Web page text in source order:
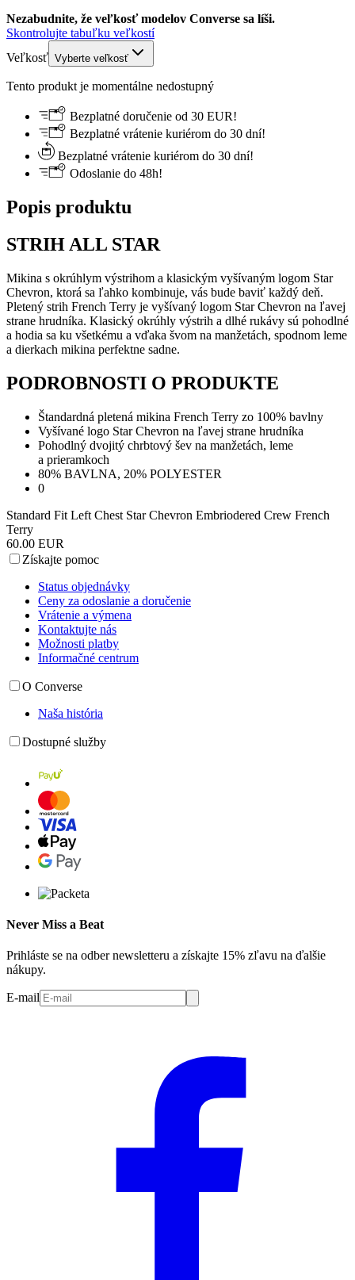
Nezabudnite, že veľkosť modelov Converse sa líši.
Skontrolujte tabuľku veľkostí
Veľkosť Vyberte veľkosť
Tento produkt je momentálne nedostupný
Bezplatné doručenie od 30 EUR!
Bezplatné vrátenie kuriérom do 30 dní!
Bezplatné vrátenie kuriérom do 30 dní!
Odoslanie do 48h!
Popis produktu
STRIH ALL STAR
Mikina s okrúhlym výstrihom a klasickým vyšívaným logom Star
Chevron, ktorá sa ľahko kombinuje, vás bude baviť každý deň.
Pletený strih French Terry je vyšívaný logom Star Chevron na ľavej
strane hrudníka. Klasický okrúhly výstrih a dlhé rukávy sú pohodlné
a hodia sa ku všetkému a vďaka švom na manžetách, spodnom leme
a dierkach mikina perfektne sadne.
PODROBNOSTI O PRODUKTE
Štandardná pletená mikina French Terry zo 100% bavlny
Vyšívané logo Star Chevron na ľavej strane hrudníka
Pohodlný dvojitý chrbtový šev na manžetách, leme
a prieramkoch
80% BAVLNA, 20% POLYESTER
0
Standard Fit Left Chest Star Chevron Embriodered Crew French
Terry
60.00 EUR
Získajte pomoc
Status objednávky
Ceny za odoslanie a doručenie
Vrátenie a výmena
Kontaktujte nás
Možnosti platby
Informačné centrum
O Converse
Naša história
Dostupné služby
Never Miss a Beat
Prihláste se na odber newsletteru a získajte 15% zľavu na ďalšie
nákupy.
E-mail